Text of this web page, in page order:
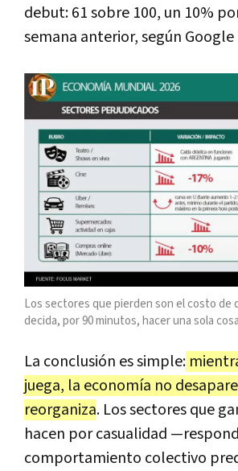
debut: 61 sobre 100, un 10%
semana anterior, según Google
Los sectores que pierden son el costo de
decida, por 90 minutos, hacer una sola cosa
La conclusión es simple:
juega, la economía no
reorganiza. Los sectores que
hacen por casualidad
comportamiento colectivo